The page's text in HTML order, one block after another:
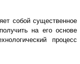
собой существенное
на его основе
процесс